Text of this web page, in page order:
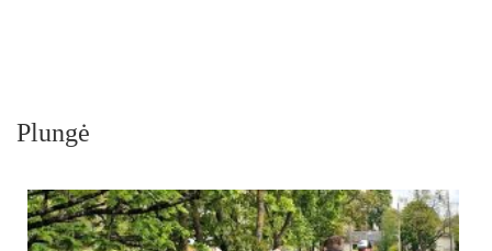
Plungė